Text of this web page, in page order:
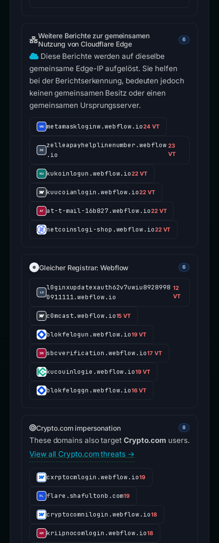
Weitere Berichte zur gemeinsamen
Nutzung von Cloudflare Edge
6
Diese Berichte werden auf dieselbe
gemeinsame Edge-IP aufgelöst. Sie helfen
bei der Berichtserkennung, bedeuten jedoch
keinen gemeinsamen Besitz oder einen
gemeinsamen Ursprungsserver.
metamaskloginw.webflow.io24 VT
zelleapayhelplinenumber.webflow
.io
23
VT
kukoinlogun.webflow.io22 VT
kuucoianlogin.webflow.io22 VT
at-t-mail-16b827.webflow.io22 VT
netcoinslogi-shop.webflow.io22 VT
Gleicher Registrar: Webflow 6
l0ginxupdatexauth62v7uwiu8928998
0911111.webflow.io
12
VT
c0mcast.webflow.io15 VT
blokfelogun.webflow.io19 VT
sbcverification.webflow.io17 VT
kucouinlogie.webflow.io19 VT
blokfeloggn.webflow.io16 VT
Crypto.com impersonation 8
These domains also target Crypto.com users.
View all Crypto.com threats →
cxrptocmlogin.webflow.io19
flare.shafultonb.com19
cryptocomnilogin.webflow.io18
kriipnocomlogin.webflow.io18